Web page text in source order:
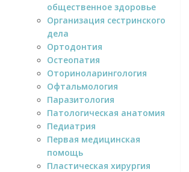
общественное здоровье
Организация сестринского
дела
Ортодонтия
Остеопатия
Оториноларингология
Офтальмология
Паразитология
Патологическая анатомия
Педиатрия
Первая медицинская
помощь
Пластическая хирургия